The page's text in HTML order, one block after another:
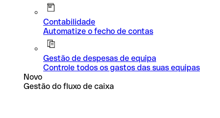
Contabilidade
Automatize o fecho de contas
Gestão de despesas de equipa
Controle todos os gastos das suas equipas
Novo
Gestão do fluxo de caixa